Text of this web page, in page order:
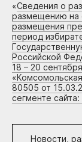
«Сведения о
размещению на
размещения
период
Российской
18 – 20
80505 от
сегменте
Новости,